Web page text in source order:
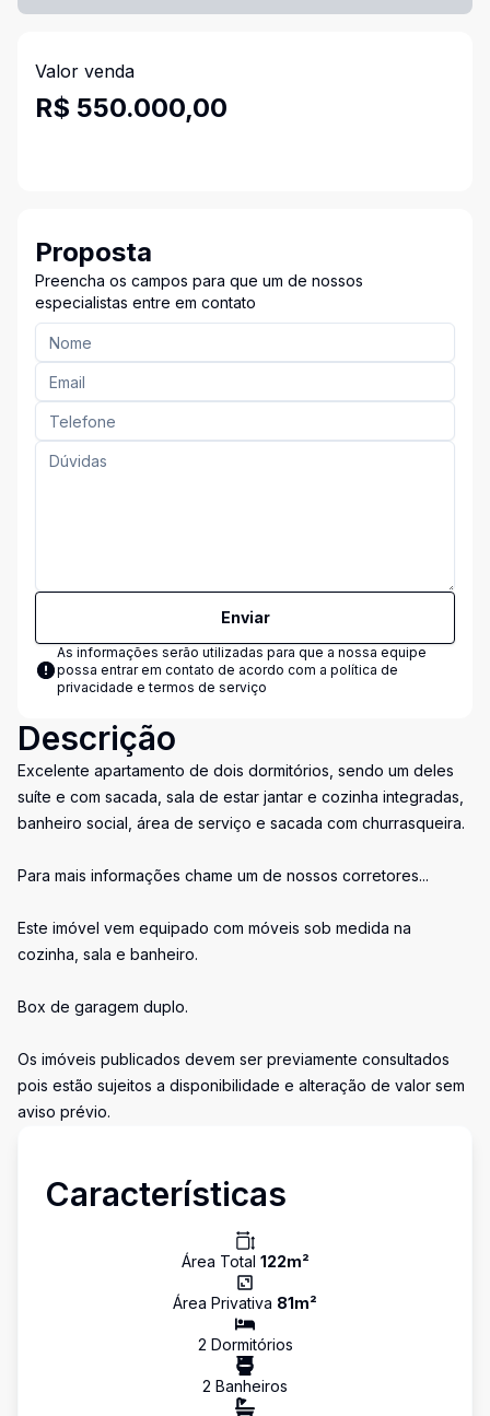
Valor venda
R$ 550.000,00
Proposta
Preencha os campos para que um de nossos
especialistas entre em contato
Enviar
As informações serão utilizadas para que a nossa equipe
possa entrar em contato de acordo com a política de
privacidade e termos de serviço
Descrição
Excelente apartamento de dois dormitórios, sendo um deles
suíte e com sacada, sala de estar jantar e cozinha integradas,
banheiro social, área de serviço e sacada com churrasqueira.
Para mais informações chame um de nossos corretores...
Este imóvel vem equipado com móveis sob medida na
cozinha, sala e banheiro.
Box de garagem duplo.
Os imóveis publicados devem ser previamente consultados
pois estão sujeitos a disponibilidade e alteração de valor sem
aviso prévio.
Características
Área Total 122m²
Área Privativa 81m²
2 Dormitórios
2 Banheiros